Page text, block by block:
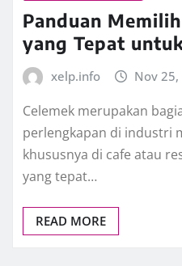
Panduan
yang Tepat
xelp.info Nov 25,
Celemek merupakan
perlengkapan di industri
khususnya di cafe atau
yang tepat…
READ MORE